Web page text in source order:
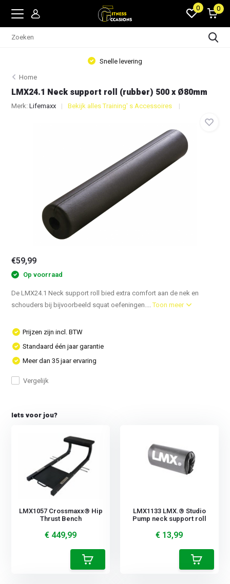
0 0
Snelle levering
Home
LMX24.1 Neck support roll (rubber) 500 x Ø80mm
Merk:Lifemaxx Bekijk alles Training' s Accessoires
€59,99
Op voorraad
De LMX24.1 Neck support roll bied extra comfort aan de nek en
schouders bij bijvoorbeeld squat oefeningen....Toon meer
Prijzen zijn incl. BTW
Standaard één jaar garantie
Meer dan 35 jaar ervaring
Vergelijk
Iets voor jou?
LMX1057 Crossmaxx® Hip
Thrust Bench
€ 449,99
LMX1133 LMX.® Studio
Pump neck support roll
€ 13,99